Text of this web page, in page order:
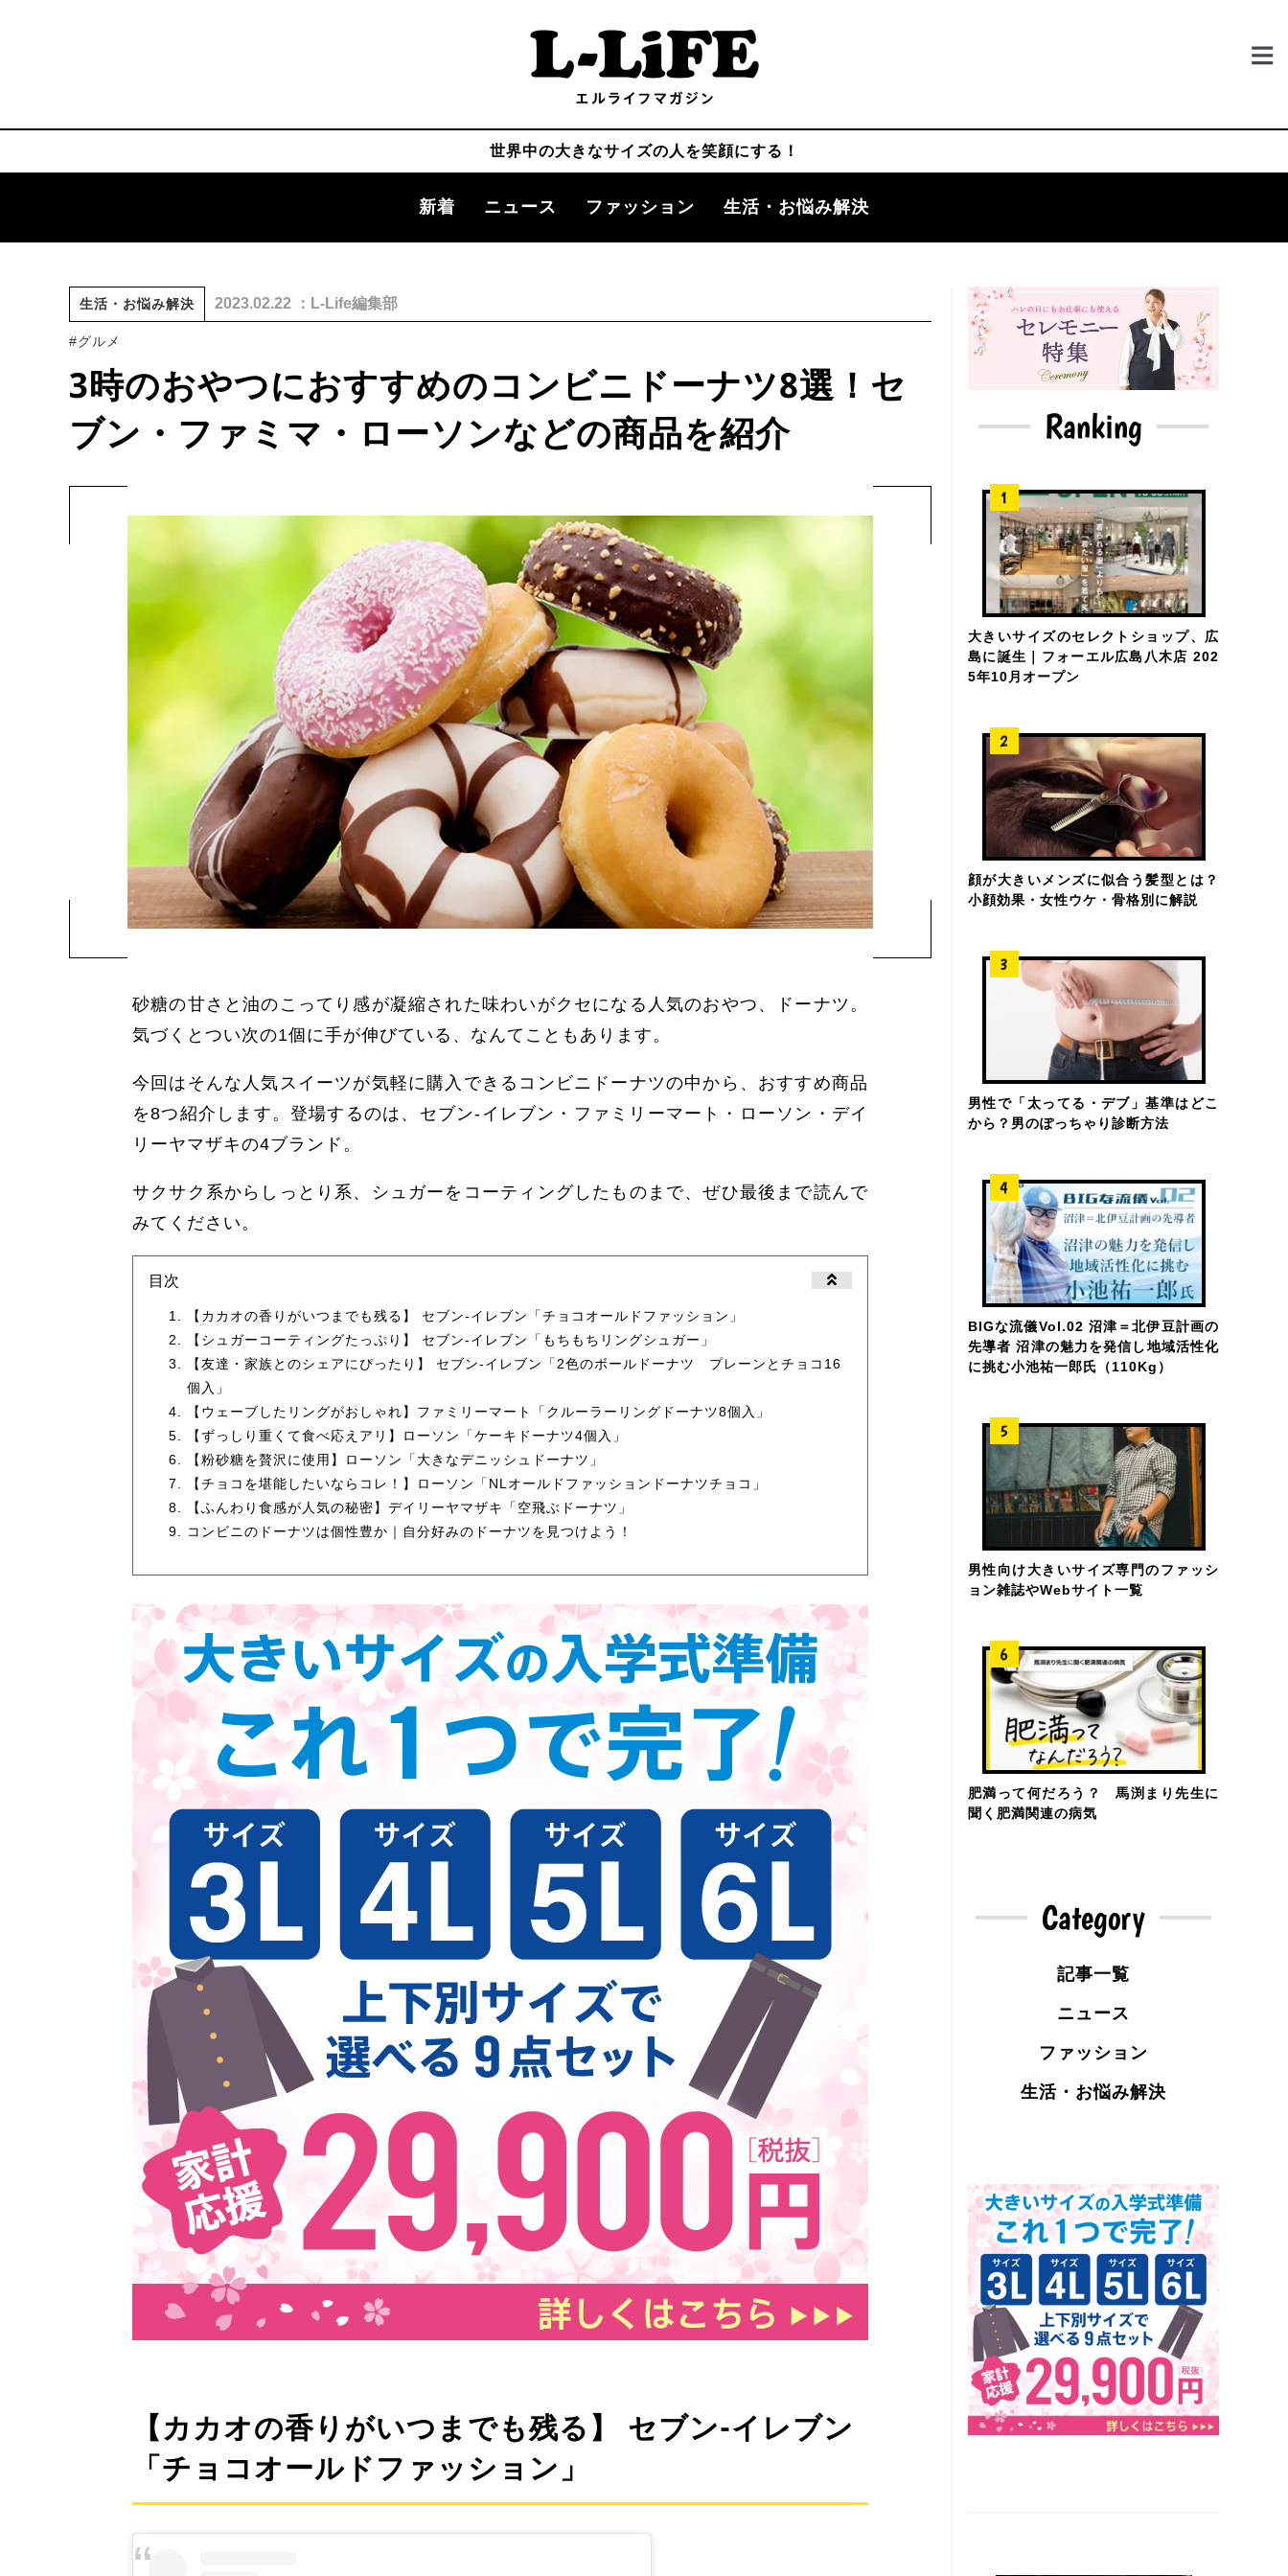
世界中の大きなサイズの人を笑顔にする！
新着 ニュース ファッション 生活・お悩み解決
生活・お悩み解決 2023.02.22 ：L-Life編集部
#グルメ
3時のおやつにおすすめのコンビニドーナツ8選！セ
ブン・ファミマ・ローソンなどの商品を紹介
砂糖の甘さと油のこってり感が凝縮された味わいがクセになる人気のおやつ、ドーナツ。
気づくとつい次の1個に手が伸びている、なんてこともあります。
今回はそんな人気スイーツが気軽に購入できるコンビニドーナツの中から、おすすめ商品
を8つ紹介します。登場するのは、セブン-イレブン・ファミリーマート・ローソン・デイ
リーヤマザキの4ブランド。
サクサク系からしっとり系、シュガーをコーティングしたものまで、ぜひ最後まで読んで
みてください。
目次
【カカオの香りがいつまでも残る】 セブン-イレブン「チョコオールドファッション」
【シュガーコーティングたっぷり】 セブン-イレブン「もちもちリングシュガー」
【友達・家族とのシェアにぴったり】 セブン-イレブン「2色のボールドーナツ プレーンとチョコ16
個入」
【ウェーブしたリングがおしゃれ】ファミリーマート「クルーラーリングドーナツ8個入」
【ずっしり重くて食べ応えアリ】ローソン「ケーキドーナツ4個入」
【粉砂糖を贅沢に使用】ローソン「大きなデニッシュドーナツ」
【チョコを堪能したいならコレ！】ローソン「NLオールドファッションドーナツチョコ」
【ふんわり食感が人気の秘密】デイリーヤマザキ「空飛ぶドーナツ」
コンビニのドーナツは個性豊か｜自分好みのドーナツを見つけよう！
【カカオの香りがいつまでも残る】 セブン-イレブン
「チョコオールドファッション」
Ranking
大きいサイズのセレクトショップ、広
島に誕生｜フォーエル広島八木店 202
5年10月オープン
顔が大きいメンズに似合う髪型とは？
小顔効果・女性ウケ・骨格別に解説
男性で「太ってる・デブ」基準はどこ
から？男のぽっちゃり診断方法
BIGな流儀Vol.02 沼津＝北伊豆計画の
先導者 沼津の魅力を発信し地域活性化
に挑む小池祐一郎氏（110Kg）
男性向け大きいサイズ専門のファッシ
ョン雑誌やWebサイト一覧
肥満って何だろう？ 馬渕まり先生に
聞く肥満関連の病気
Category
記事一覧
ニュース
ファッション
生活・お悩み解決